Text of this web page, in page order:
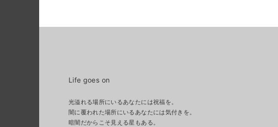
Life goes on
光溢れる場所にいるあなたには祝福を。
闇に覆われた場所にいるあなたには気付きを。
暗闇だからこそ見える星もある。